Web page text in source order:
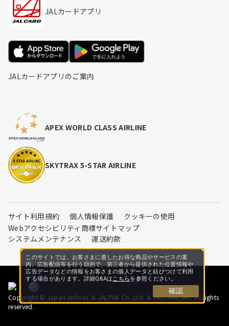
JALカードアプリ
JALカードアプリのご案内
APEX WORLD CLASS AIRLINE
SKYTRAX 5-STAR AIRLINE
サイト利用規約 個人情報保護
クッキーの使用
Webアクセシビリティ 商標サイトマップ
システムメンテナンス
運送約款
Copyright © Japan Airlines. & JALPAK Co.,Ltd. & JALCARD,INC All rights
reserved.
このサイトでは、お客さまに適したお得な商品やサービスの案
内、広告配信等を行う目的で、第三者から提供された位置情報や
広告データなどの情報をお客さまの個人データと結びつけて利用
する場合があります。詳細Q&Aはこちらを参照ください。
確認